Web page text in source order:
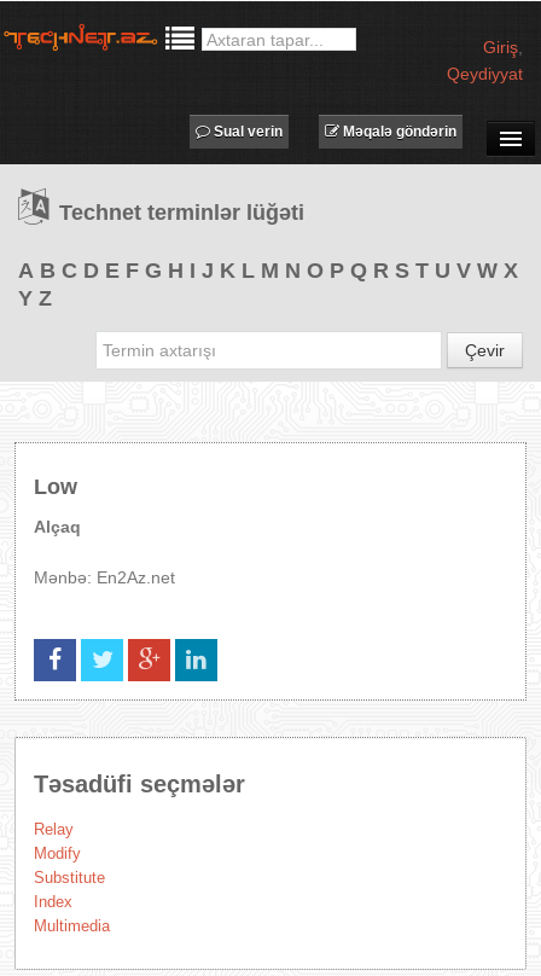
Giriş
Qeydiyyat
TƏDBİRLƏR
PROQRAMLAR
Məqalə göndərin
Sual verin
Technet terminlər lüğəti
A B C D E F G H I J K L M N O P Q R S T U V W X
Y Z
Çevir
Low
Alçaq
Mənbə: En2Az.net
Təsadüfi seçmələr
Relay
Modify
Substitute
Index
Multimedia